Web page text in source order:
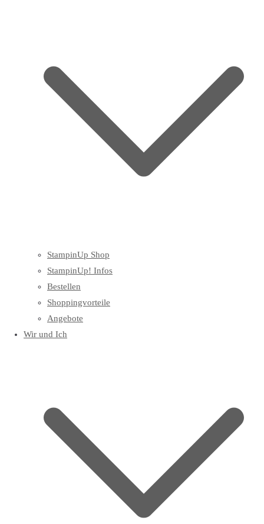
StampinUp Shop
StampinUp! Infos
Bestellen
Shoppingvorteile
Angebote
Wir und Ich